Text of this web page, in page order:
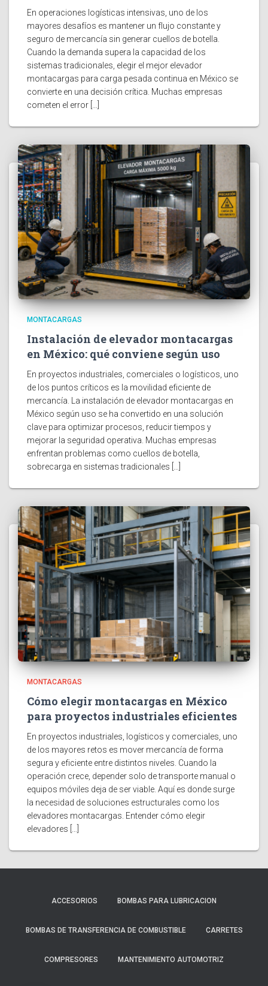
En operaciones logísticas intensivas, uno de los
mayores desafíos es mantener un flujo constante y
seguro de mercancía sin generar cuellos de botella.
Cuando la demanda supera la capacidad de los
sistemas tradicionales, elegir el mejor elevador
montacargas para carga pesada continua en México se
convierte en una decisión crítica. Muchas empresas
cometen el error […]
MONTACARGAS
Instalación de elevador montacargas
en México: qué conviene según uso
En proyectos industriales, comerciales o logísticos, uno
de los puntos críticos es la movilidad eficiente de
mercancía. La instalación de elevador montacargas en
México según uso se ha convertido en una solución
clave para optimizar procesos, reducir tiempos y
mejorar la seguridad operativa. Muchas empresas
enfrentan problemas como cuellos de botella,
sobrecarga en sistemas tradicionales […]
MONTACARGAS
Cómo elegir montacargas en México
para proyectos industriales eficientes
En proyectos industriales, logísticos y comerciales, uno
de los mayores retos es mover mercancía de forma
segura y eficiente entre distintos niveles. Cuando la
operación crece, depender solo de transporte manual o
equipos móviles deja de ser viable. Aquí es donde surge
la necesidad de soluciones estructurales como los
elevadores montacargas. Entender cómo elegir
elevadores […]
ACCESORIOS BOMBAS PARA LUBRICACION
BOMBAS DE TRANSFERENCIA DE COMBUSTIBLE CARRETES
COMPRESORES MANTENIMIENTO AUTOMOTRIZ